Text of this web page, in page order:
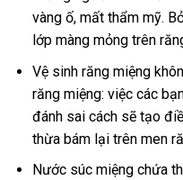
vàng ố, mất thẩm mỹ.
lớp màng mỏng trên
Vệ sinh răng miệng
răng miệng: việc các
đánh sai cách sẽ tạo
thừa bám lại trên men
Nước súc miệng chứa